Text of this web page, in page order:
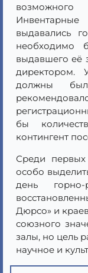
Инвентарные
выдавались
необходимо
выдавшего её
директором.
должны
бы
контингент
Среди
особо
день горно-
Дюрсо» и
союзного
залы, но цель
научное и